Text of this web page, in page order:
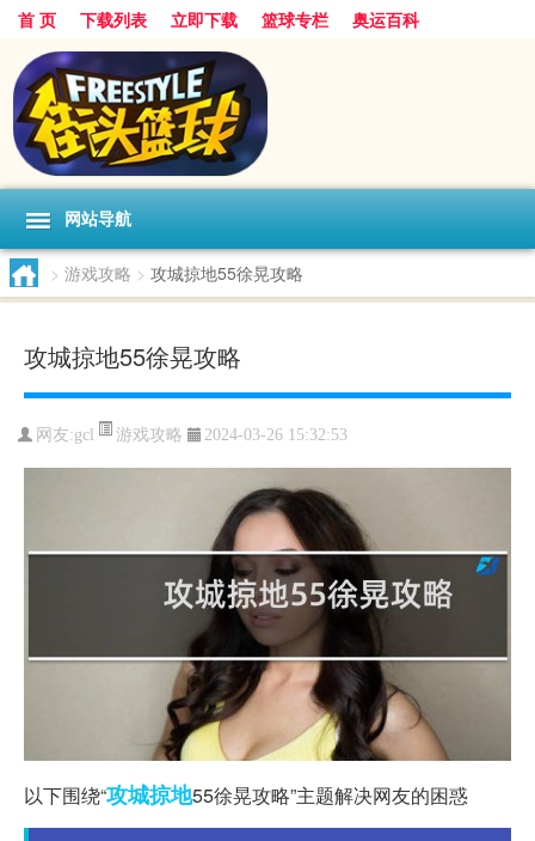
首 页 下载列表 立即下载 篮球专栏 奥运百科
网站导航
> 游戏攻略 > 攻城掠地55徐晃攻略
攻城掠地55徐晃攻略
网友:gcl 游戏攻略 2024-03-26 15:32:53
以下围绕“攻城掠地55徐晃攻略”主题解决网友的困惑